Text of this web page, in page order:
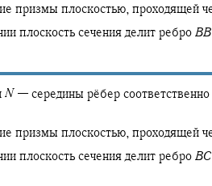
призмы плоскостью, проходящей
плоскость сечения делит ребро BB
N — середины рёбер соответственно
призмы плоскостью, проходящей
плоскость сечения делит ребро BC